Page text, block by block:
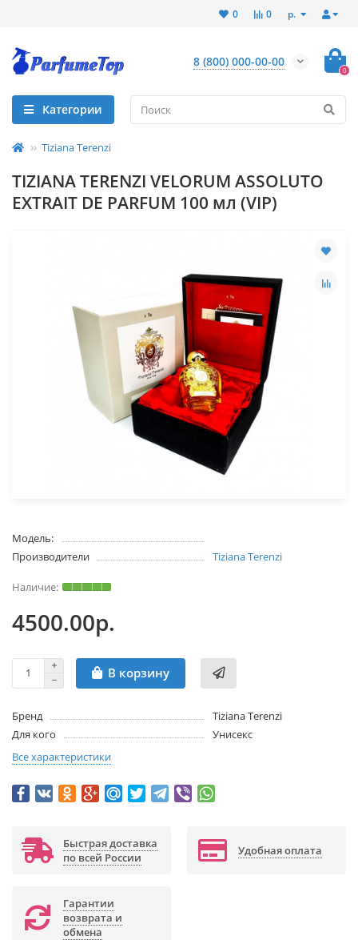
р.
0
0
8 (800) 000-00-00
0
Категории
Tiziana Terenzi
TIZIANA TERENZI VELORUM ASSOLUTO
EXTRAIT DE PARFUM 100 мл (VIP)
Модель:
Производители
Tiziana Terenzi
4500.00р.
В корзину
Бренд
Tiziana Terenzi
Для кого
Унисекс
Все характеристики
Быстрая доставка
по всей России
Удобная оплата
Гарантии
возврата и
обмена